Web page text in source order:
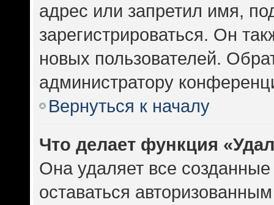
адрес или запретил имя,
зарегистрироваться. Он
новых пользователей.
администратору
Вернуться к началу
Что делает функция
Она удаляет все
оставаться